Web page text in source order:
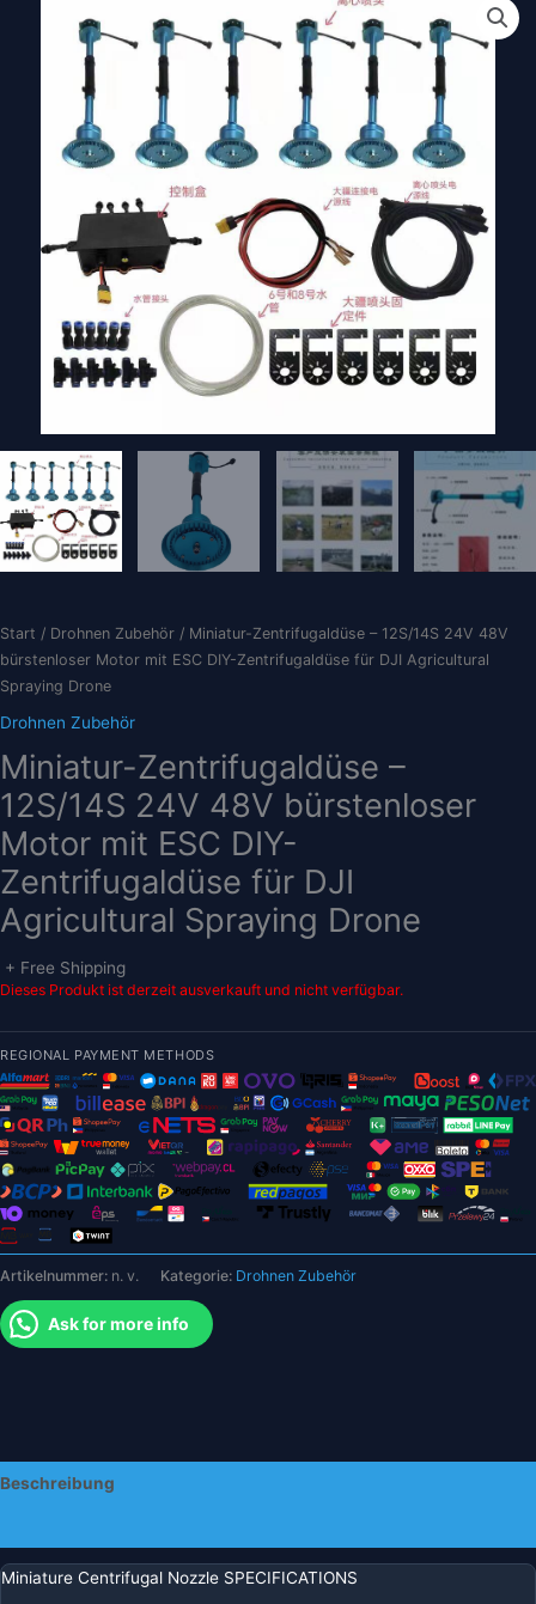
Start / Drohnen Zubehör / Miniatur-Zentrifugaldüse – 12S/14S 24V 48V
bürstenloser Motor mit ESC DIY-Zentrifugaldüse für DJI Agricultural
Spraying Drone
Drohnen Zubehör
Miniatur-Zentrifugaldüse –
12S/14S 24V 48V bürstenloser
Motor mit ESC DIY-
Zentrifugaldüse für DJI
Agricultural Spraying Drone
+ Free Shipping
Dieses Produkt ist derzeit ausverkauft und nicht verfügbar.
REGIONAL PAYMENT METHODS
Artikelnummer: n. v. Kategorie: Drohnen Zubehör
Ask for more info
Beschreibung
Miniature Centrifugal Nozzle SPECIFICATIONS